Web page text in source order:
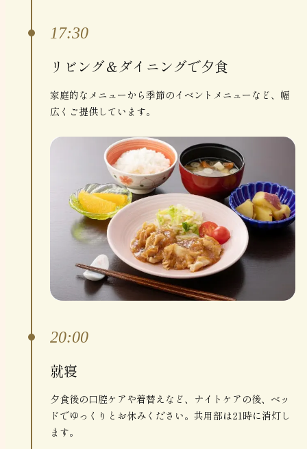
17:30
リビング＆ダイニングで夕食
家庭的なメニューから季節のイベントメニューなど、幅
広くご提供しています。
20:00
就寝
夕食後の口腔ケアや着替えなど、ナイトケアの後、ベッ
ドでゆっくりとお休みください。共用部は21時に消灯し
ます。